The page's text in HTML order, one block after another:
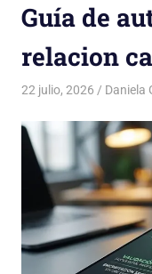
Guía de
relacion
22 julio, 2026 Daniela